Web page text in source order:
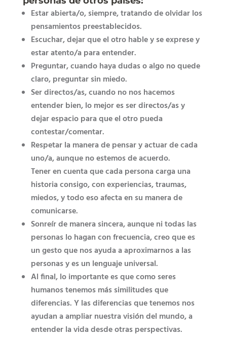
Estar abierta/o, siempre, tratando de olvidar los
pensamientos preestablecidos.
Escuchar, dejar que el otro hable y se exprese y
estar atento/a para entender.
Preguntar, cuando haya dudas o algo no quede
claro, preguntar sin miedo.
Ser directos/as, cuando no nos hacemos
entender bien, lo mejor es ser directos/as y
dejar espacio para que el otro pueda
contestar/comentar.
Respetar la manera de pensar y actuar de cada
uno/a, aunque no estemos de acuerdo.
Tener en cuenta que cada persona carga una
historia consigo, con experiencias, traumas,
miedos, y todo eso afecta en su manera de
comunicarse.
Sonreír de manera sincera, aunque ni todas las
personas lo hagan con frecuencia, creo que es
un gesto que nos ayuda a aproximarnos a las
personas y es un lenguaje universal.
Al final, lo importante es que como seres
humanos tenemos más similitudes que
diferencias. Y las diferencias que tenemos nos
ayudan a ampliar nuestra visión del mundo, a
entender la vida desde otras perspectivas.